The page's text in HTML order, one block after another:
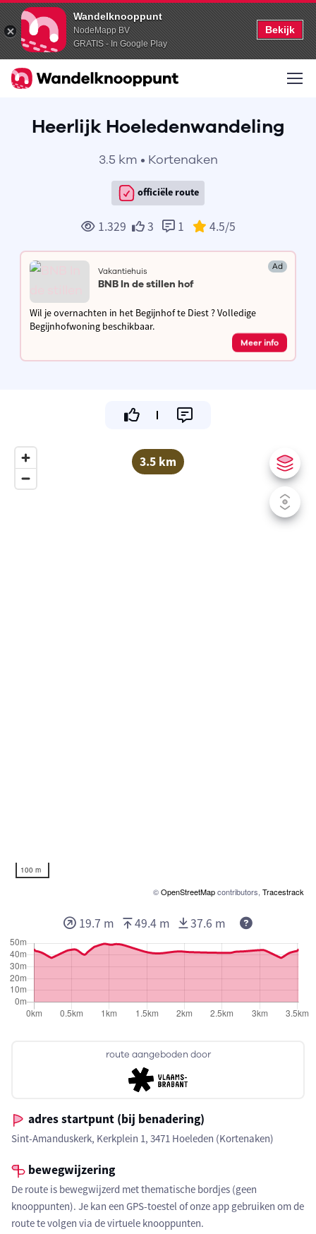
Wandelknooppunt
NodeMapp BV
GRATIS - In Google Play
Bekijk
Heerlijk Hoeledenwandeling
3.5 km • Kortenaken
officiële route
1.329 3 1 4.5/5
Vakantiehuis Ad
BNB In de stillen hof
Wil je overnachten in het Begijnhof te Diest ? Volledige
Begijnhofwoning beschikbaar.
Meer info
3.5 km
100 m
©OpenStreetMapcontributors, Tracestrack
route aangeboden door
adres startpunt (bij benadering)
Sint-Amanduskerk, Kerkplein 1, 3471 Hoeleden (Kortenaken)
bewegwijzering
De route is bewegwijzerd met thematische bordjes (geen
knooppunten). Je kan een GPS-toestel of onze app gebruiken om de
route te volgen via de virtuele knooppunten.
19.7 m 49.4 m 37.6 m